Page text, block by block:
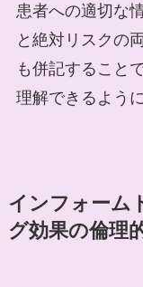
患者への適切な
と絶対リスクの
も併記すること
理解できるよう
インフォーム
グ効果の倫理